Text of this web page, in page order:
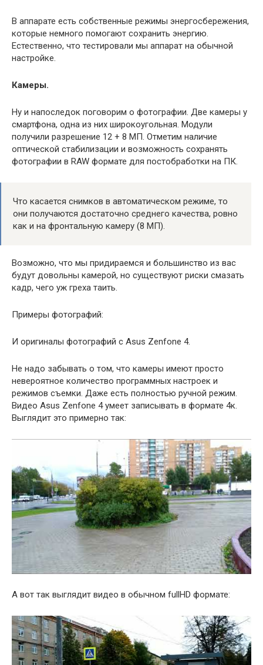
В аппарате есть собственные режимы энергосбережения,
которые немного помогают сохранить энергию.
Естественно, что тестировали мы аппарат на обычной
настройке.
Камеры.
Ну и напоследок поговорим о фотографии. Две камеры у
смартфона, одна из них широкоугольная. Модули
получили разрешение 12 + 8 МП. Отметим наличие
оптической стабилизации и возможность сохранять
фотографии в RAW формате для постобработки на ПК.
Что касается снимков в автоматическом режиме, то
они получаются достаточно среднего качества, ровно
как и на фронтальную камеру (8 МП).
Возможно, что мы придираемся и большинство из вас
будут довольны камерой, но существуют риски смазать
кадр, чего уж греха таить.
Примеры фотографий:
И оригиналы фотографий с Asus Zenfone 4.
Не надо забывать о том, что камеры имеют просто
невероятное количество программных настроек и
режимов съемки. Даже есть полностью ручной режим.
Видео Asus Zenfone 4 умеет записывать в формате 4к.
Выглядит это примерно так:
А вот так выглядит видео в обычном fullHD формате: